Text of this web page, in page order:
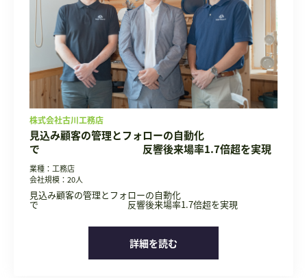
株式会社古川工務店
見込み顧客の管理とフォローの自動化
で 反響後来場率1.7倍超を実現
業種：工務店
会社規模：20人
見込み顧客の管理とフォローの自動化
で 反響後来場率1.7倍超を実現
詳細を読む